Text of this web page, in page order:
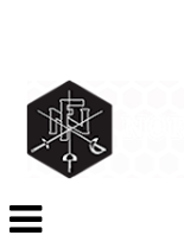
Veksle
navigasjon